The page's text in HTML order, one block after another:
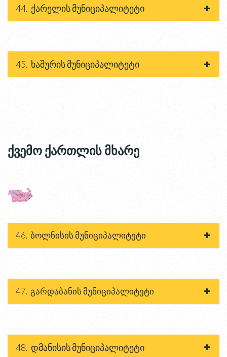
44. ქარელის მუნიციპალიტეტი
45. ხაშურის მუნიციპალიტეტი
ქვემო ქართლის მხარე
46. ბოლნისის მუნიციპალიტეტი
47. გარდაბანის მუნიციპალიტეტი
48. დმანისის მუნიციპალიტეტი